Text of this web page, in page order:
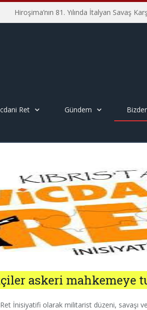
Ret Gündem
askeri mahkemeye
Ret İnisiyatifi olarak militarist düzeni, savaşı